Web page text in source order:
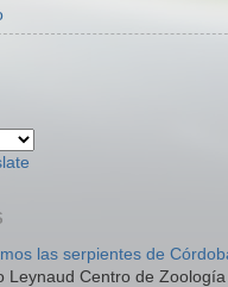
las serpientes de
Leynaud Centro de Zoología